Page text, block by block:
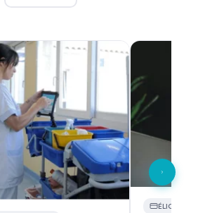
ÉLIGIBLE